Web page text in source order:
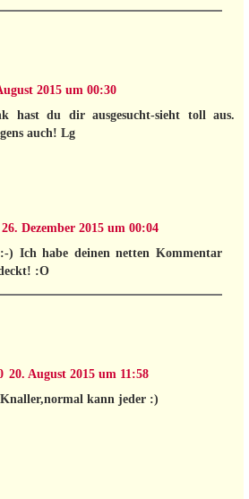
2015 um 00:30
hast du dir ausgesucht-sieht toll aus.
auch! Lg
26. Dezember 2015 um 00:04
) Ich habe deinen netten Kommentar
:O
20. August 2015 um 11:58
kann jeder :)